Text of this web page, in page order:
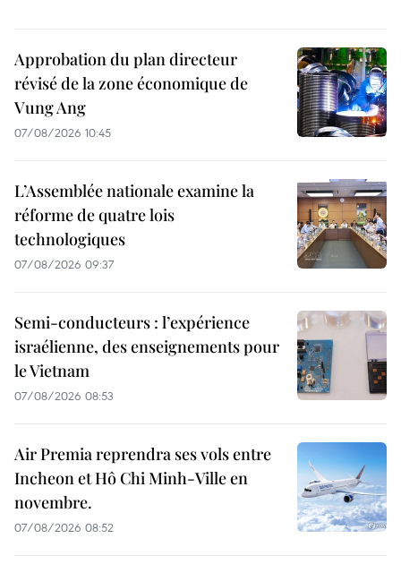
Approbation du plan directeur
révisé de la zone économique de
Vung Ang
07/08/2026 10:45
L’Assemblée nationale examine la
réforme de quatre lois
technologiques
07/08/2026 09:37
Semi-conducteurs : l’expérience
israélienne, des enseignements pour
le Vietnam
07/08/2026 08:53
Air Premia reprendra ses vols entre
Incheon et Hô Chi Minh-Ville en
novembre.
07/08/2026 08:52